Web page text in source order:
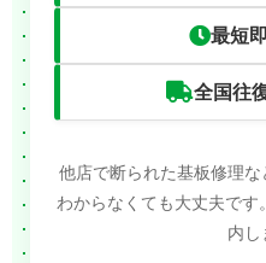
最短
全国往
他店で断られた基板修理
わからなくても大丈夫です。
内し